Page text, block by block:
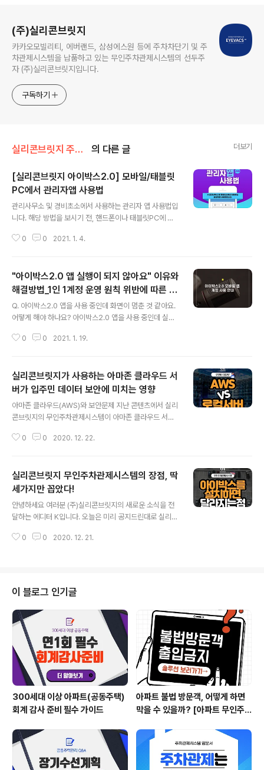
(주)실리콘브릿지
카카오모빌리티, 에버랜드, 삼성에스원 등에 주차차단기 및 주
차관제시스템을 납품하고 있는 무인주차관제시스템의 선두주
자 (주)실리콘브릿지입니다.
구독하기
실리콘브릿지 주차관제시스템 소개 의 다른 글 더보기
[실리콘브릿지 아이박스2.0] 모바일/태블릿
PC에서 관리자앱 사용법
관리사무소 및 경비초소에서 사용하는 관리자 앱 사용법입
니다. 해당 방법을 보시기 전, 핸드폰이나 태블릿PC에 와
는 않은지(비행기모드가 켜져 있으면 인터넷이 안됩니다.
다. 안드로이드 폰을 사용하시고 계신다면 구글 플레이스
토어에서, 아이폰을 쓰고 계신다면 애플 앱 다운로드 마켓
에서 아이박스2.0 관리자 앱을 설치해주세요. 앱을 다운로
드 받으셨으면 관리자 아이디/비밀번호를 입력하고 '아이
저장을 하시면 이후에 자동로그인이 됩니다. 관리자 계정
0 0 2021. 1. 4.
"아이박스2.0 앱 실행이 되지 않아요" 이유와
해결방법_1인 1계정 운영 원칙 위반에 따른 계
정 블락 상태 안내
Q. 아이박스2.0 앱을 사용 중인데 화면이 멈춘 것 같아요.
어떻게 해야 하나요? 아이박스2.0 앱을 사용 중인데 실행
가요? 이런 이슈는 휴대전화(디바이스)와 서버 간 동기화
스 운영 방침에 어긋났기 때문에, 보안 문제로 접속을 차단
한 것입니다. 아이박스2.0 모바일 앱의 운영 원칙 │ 1계정
1 휴대전화(디바이스) 아이박스는 원활한 차량 알림 및 개
인 정보 보안을 위해 하나의 휴대전화에서 하나의 계정만
보 보안을 위한 아이박스 2.0이 가지는 운영 원칙은 다음
0 0 2021. 1. 19.
실리콘브릿지가 사용하는 아마존 클라우드 서
버가 입주민 데이터 보안에 미치는 영향
아마존 클라우드(AWS)와 보안문제 지난 콘텐츠에서 실리
콘브릿지의 무인주차관제시스템이 아마존 클라우드 서버
다. 2020/12/21 - [실리콘브릿지 주차관제시스템 소개]
가지만 꼽았다! 안녕하세요 여러분 (주)실리콘브릿지의 새
로운 소식을 전달하는 에디터 K입니다. 오늘은 미리 공지
드린대로 실리콘브릿지 무인주차관제시스템의 장점에 대
해 이야기드리고자 합니다. 말하고 siliconbridge-eyev
무엇이고, 국내외 대기업들은 왜 이것을 이용하는 걸까요?
0 0 2020. 12. 22.
실리콘브릿지 무인주차관제시스템의 장점, 딱
세가지만 꼽았다!
안녕하세요 여러분 (주)실리콘브릿지의 새로운 소식을 전
달하는 에디터 K입니다. 오늘은 미리 공지드린대로 실리콘
자 합니다. 말하고 싶은 장점이 너무나도 많지만, 오늘은 실
건물관리주체들이 활동하는 카페에서 다음과 같은 글을 봤
습니다. 한 입주민이 새벽에 주차하기 너무 어렵고 외부차
량도 많다는 민원을 제기했는데 새벽 입주차량을 어떻게
관리해야 할지 모르겠습니다. 경비는 2교대 24시간 근무
형태고 0시부터 오전 5시30분까지는 휴게시간으로 취침
을 합니다. 문제는 새벽배송이 많다보니 취..
0 0 2020. 12. 21.
이 블로그 인기글
300세대 이상 아파트(공동주택)
회계 감사 준비 필수 가이드
아파트 불법 방문객, 어떻게 하면
막을 수 있을까? [아파트 무인주
릿지_아파트 차단기]